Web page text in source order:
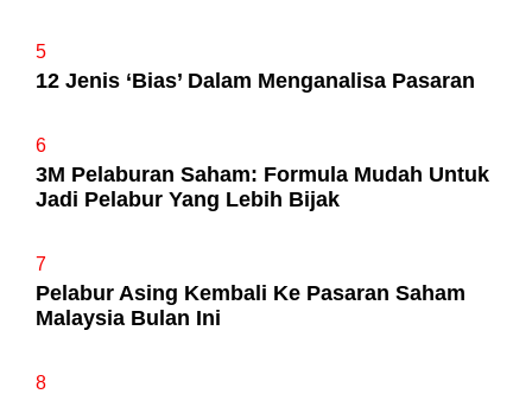
5
12 Jenis ‘Bias’ Dalam Menganalisa Pasaran
6
3M Pelaburan Saham: Formula Mudah Untuk
Jadi Pelabur Yang Lebih Bijak
7
Pelabur Asing Kembali Ke Pasaran Saham
Malaysia Bulan Ini
8